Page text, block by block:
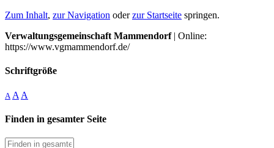
Zum Inhalt, zur Navigation oderzur Startseite springen.
Verwaltungsgemeinschaft Mammendorf| Online:
https://www.vgmammendorf.de/
Schriftgröße
A A A
Finden in gesamter Seite